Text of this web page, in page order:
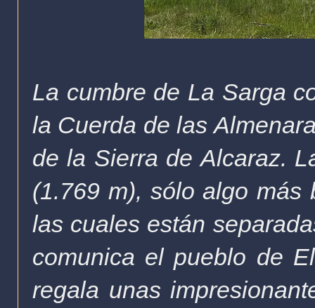
La cumbre de La Sarga
la Cuerda de las
de la Sierra de Alcaraz.
(1.769 m), sólo algo más
las cuales están
comunica el pueblo de
regala unas